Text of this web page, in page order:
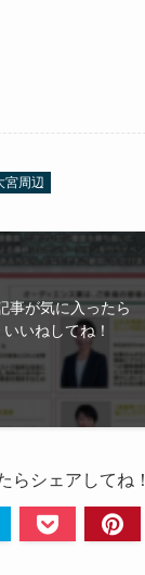
宮周辺
事が気に入ったら
いいねしてね！
らシェアしてね！